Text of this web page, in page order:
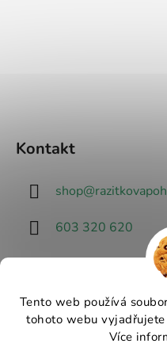
Tento web používá
tohoto webu
Více
Kontakt
shop@
603 320 620